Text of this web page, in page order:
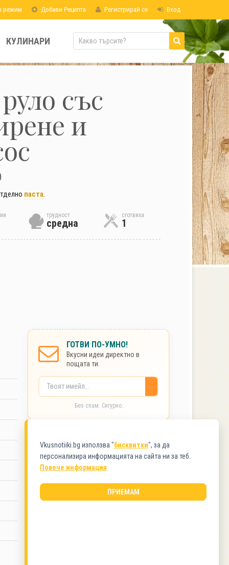
режим Добави Рецепта Регистрирай се Вход
КУЛИНАРИ
със
и
паста.
трудност
средна
сготвиха
1
ГОТВИ ПО-УМНО!
Вкусни идеи директно в
пощата ти.
Без спам. Сигурно.
КАТЕГОРИИ
Пилешко
Vkusnotiiki.bg използва "бисквитки", за да
персонализира информацията на сайта ни за теб.
Повече информация
ПРИЕМАМ